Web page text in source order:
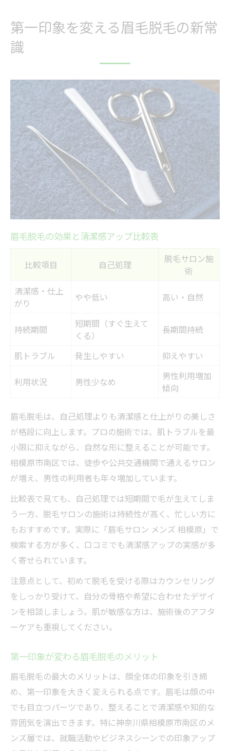
相模原市南区の眉毛脱毛体験談まとめ表
眉毛脱毛で得られる満足度の理由を解説
体験者が語る眉毛脱毛のおすすめポイント
清潔感を高める脱毛眉毛メソッド公開
清潔感を高める眉毛脱毛メソッド早見表
脱毛で印象アップを狙う眉毛の整え方
眉毛脱毛で清潔感を感じる理由とは
自宅とサロンの眉毛脱毛の違い体験談
脱毛初心者でもできる眉毛ケアのコツ
仕事帰りに便利な脱毛スポット比較表
駅近で通いやすい眉毛脱毛の魅力
忙しい方でも通いやすい眉毛脱毛方法
眉毛アートと脱毛サロンの違い理解へ
眉毛アートと脱毛サロンの違い早見表
脱毛サロンで得られる眉毛ケアの特徴
眉毛アートのメリットと注意点を解説
脱毛とアート比較で分かる選び方のコツ
相模原エリアで選ぶ最新眉脱毛の魅力
相模原エリアの眉毛脱毛サービス比較表
最新技術を活用した眉毛脱毛の魅力
相模原で注目の眉毛脱毛ポイントを紹介
新しい眉毛脱毛体験で垢抜けを実現
第一印象を変える眉毛脱毛の新常
識
眉毛脱毛の効果と清潔感アップ比較表
比較項目 自己処理
脱毛サロン施
術
清潔感・仕上
がり
やや低い 高い・自然
持続期間
短期間（すぐ生えて
くる）
長期間持続
肌トラブル 発生しやすい 抑えやすい
利用状況 男性少なめ
男性利用増加
傾向
眉毛脱毛は、自己処理よりも清潔感と仕上がりの美しさ
が格段に向上します。プロの施術では、肌トラブルを最
小限に抑えながら、自然な形に整えることが可能です。
相模原市南区では、徒歩や公共交通機関で通えるサロン
が増え、男性の利用者も年々増加しています。
比較表で見ても、自己処理では短期間で毛が生えてしま
う一方、脱毛サロンの施術は持続性が高く、忙しい方に
もおすすめです。実際に「眉毛サロン メンズ 相模原」で
検索する方が多く、口コミでも清潔感アップの実感が多
く寄せられています。
注意点として、初めて脱毛を受ける際はカウンセリング
をしっかり受けて、自分の骨格や希望に合わせたデザイ
ンを相談しましょう。肌が敏感な方は、施術後のアフタ
ーケアも重視してください。
第一印象が変わる眉毛脱毛のメリット
眉毛脱毛の最大のメリットは、顔全体の印象を引き締
め、第一印象を大きく変えられる点です。眉毛は顔の中
でも目立つパーツであり、整えることで清潔感や知的な
雰囲気を演出できます。特に神奈川県相模原市南区のメ
ンズ層では、就職活動やビジネスシーンでの印象アップ